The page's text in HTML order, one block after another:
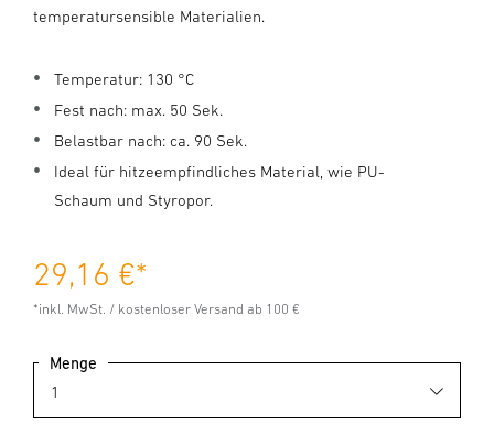
temperatursensible Materialien.
Temperatur: 130 °C
Fest nach: max. 50 Sek.
Belastbar nach: ca. 90 Sek.
Ideal für hitzeempfindliches Material, wie PU-
Schaum und Styropor.
29,16 €*
*inkl. MwSt. / kostenloser Versand ab 100 €
Menge